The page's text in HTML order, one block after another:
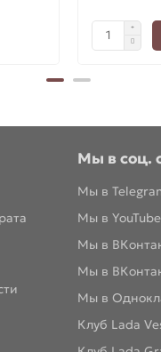
Мы в соц.
Мы в
Мы в YouTube
Мы в
Мы в
Мы в
Клуб Lada